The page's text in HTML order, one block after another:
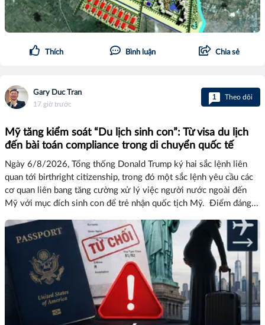
Thích Bình luận Chia sẻ
Gary Duc Tran
17 giờ trước
1 Theo dõi
Mỹ tăng kiểm soát “Du lịch sinh con”: Từ visa du lịch
đến bài toán compliance trong di chuyển quốc tế
Ngày 6/8/2026, Tổng thống Donald Trump ký hai sắc lệnh liên
quan tới birthright citizenship, trong đó một sắc lệnh yêu cầu các
cơ quan liên bang tăng cường xử lý việc người nước ngoài đến
Mỹ với mục đích sinh con để trẻ nhận quốc tịch Mỹ. Điểm đáng...